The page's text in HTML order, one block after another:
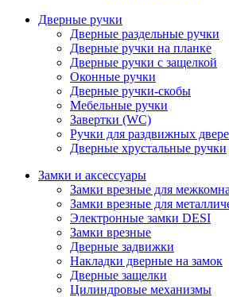
Дверные ручки
Дверные раздельные ручки
Дверные ручки на планке
Дверные ручки с защелкой
Оконные ручки
Дверные ручки-скобы
Мебельные ручки
Завертки (WC)
Ручки для раздвижных
Дверные хрустальные ручки
Замки и аксессуары
Замки врезные для
Замки врезные для
Электронные замки DESI
Замки врезные
Дверные задвижки
Накладки дверные на замок
Дверные защелки
Цилиндровые механизмы